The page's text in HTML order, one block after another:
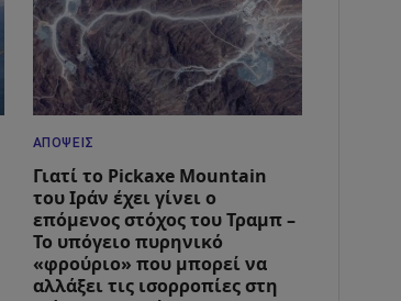
ΑΠΌΨΕΙΣ
Γιατί το Pickaxe Mountain
του Ιράν έχει γίνει ο
επόμενος στόχος του Τραμπ –
Το υπόγειο πυρηνικό
«φρούριο» που μπορεί να
αλλάξει τις ισορροπίες στη